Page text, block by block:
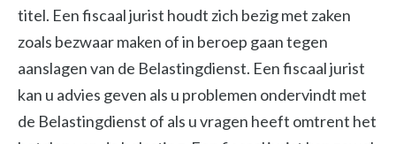
titel. Een fiscaal jurist houdt zich bezig met zaken
zoals bezwaar maken of in beroep gaan tegen
aanslagen van de Belastingdienst. Een fiscaal jurist
kan u advies geven als u problemen ondervindt met
de Belastingdienst of als u vragen heeft omtrent het